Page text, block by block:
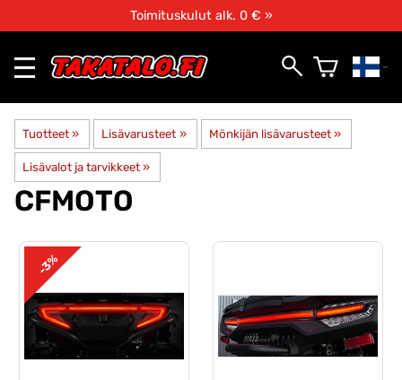
Toimituskulut alk. 0 € »
Tuotteet ‪» Lisävarusteet ‪» Mönkijän lisävarusteet ‪»
Lisävalot ja tarvikkeet ‪»
CFMOTO
-3%